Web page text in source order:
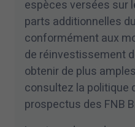
espèces versées sur
parts additionnelles
conformément aux
de réinvestissement
obtenir de plus
consultez la politique
prospectus des FNB